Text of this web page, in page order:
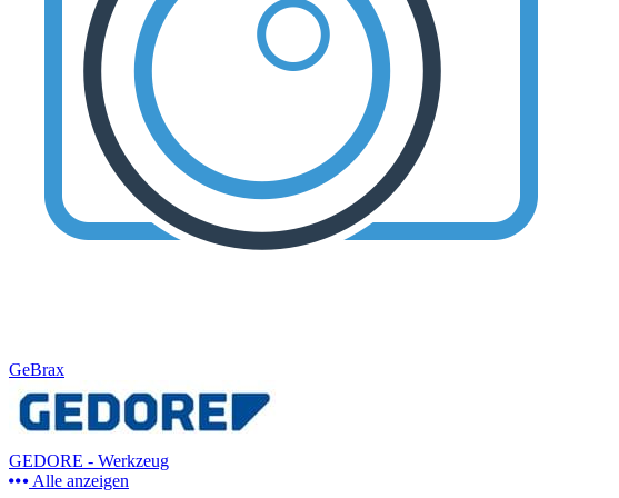
GeBrax
GEDORE - Werkzeug
Alle anzeigen